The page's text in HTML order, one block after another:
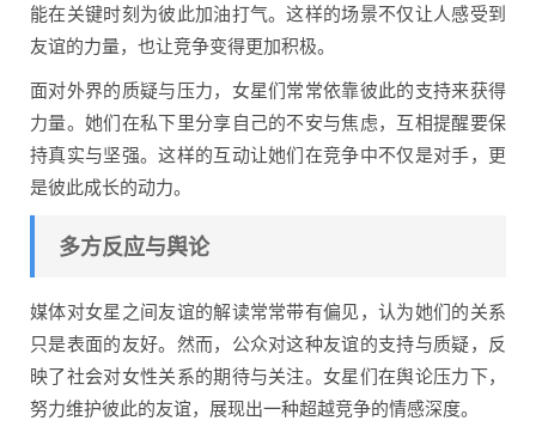
能在关键时刻为彼此加油打气。这样的场景不仅让人感受到
友谊的力量，也让竞争变得更加积极。
面对外界的质疑与压力，女星们常常依靠彼此的支持来获得
力量。她们在私下里分享自己的不安与焦虑，互相提醒要保
持真实与坚强。这样的互动让她们在竞争中不仅是对手，更
是彼此成长的动力。
多方反应与舆论
媒体对女星之间友谊的解读常常带有偏见，认为她们的关系
只是表面的友好。然而，公众对这种友谊的支持与质疑，反
映了社会对女性关系的期待与关注。女星们在舆论压力下，
努力维护彼此的友谊，展现出一种超越竞争的情感深度。